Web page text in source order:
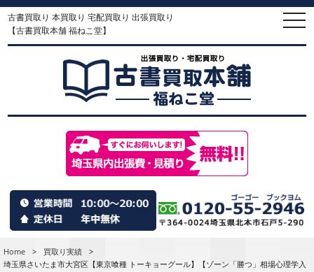
古書買取り 本買取り 宅配買取り 出張買取り
【古書買取本舗 福ねこ堂】
Home > 買取り実績
>
埼玉県さいたま市大宮区【東京喰種 トーキョーグール】【ゾーン「勝つ」相場心理学入